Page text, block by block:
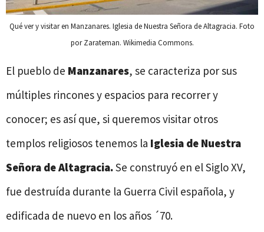
Qué ver y visitar en Manzanares. Iglesia de Nuestra Señora de Altagracia. Foto
por Zarateman. Wikimedia Commons.
El pueblo de Manzanares, se caracteriza por sus
múltiples rincones y espacios para recorrer y
conocer; es así que, si queremos visitar otros
templos religiosos tenemos la Iglesia de Nuestra
Señora de Altagracia.Se construyó en el Siglo XV,
fue destruída durante la Guerra Civil española, y
edificada de nuevo en los años ´70.